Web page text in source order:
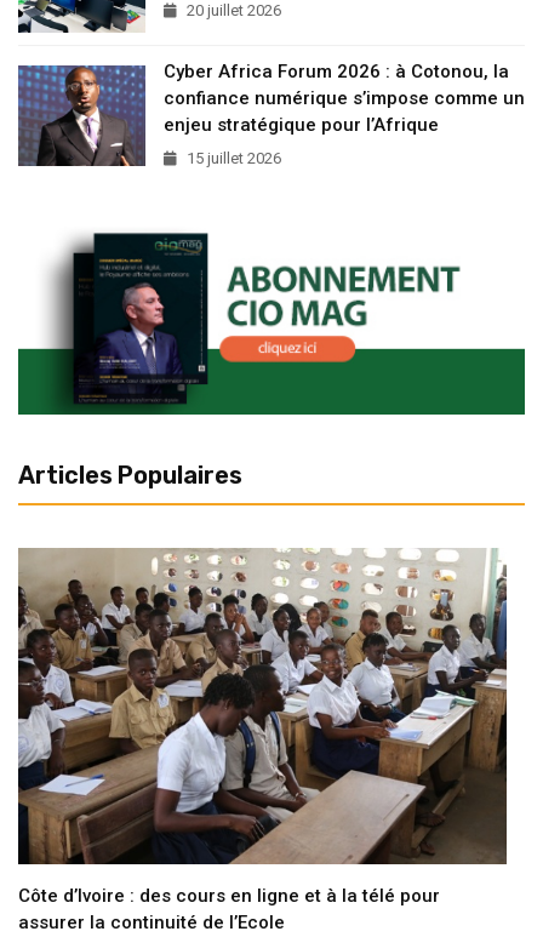
20 juillet 2026
Cyber Africa Forum 2026 : à Cotonou, la
confiance numérique s’impose comme un
enjeu stratégique pour l’Afrique
15 juillet 2026
Articles Populaires
Côte d’Ivoire : des cours en ligne et à la télé pour
assurer la continuité de l’Ecole